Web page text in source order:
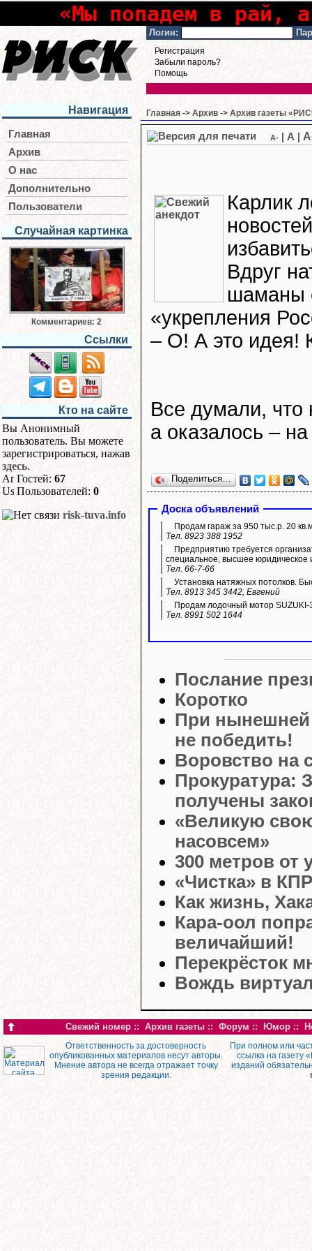
«Мы попадем в рай,
Логин:
Регистрация
Забыли пароль?
Помощь
Навигация
Главная
Архив
О нас
Дополнительно
Пользователи
Случайная картинка
Комментариев: 2
Ссылки
Кто на сайте
Вы Анонимный
пользователь. Вы можете
зарегистрироваться, нажав
здесь.
Гостей: 67
Пользователей: 0
risk-tuva.info
Главная -> Архив -> Архив газеты
A- A
Карлик
Вдруг
шаманы
«укрепления
– О! А это идея!
Все думали, что
а оказалось –
Поделиться…
Доска объявлений
Продам гараж за 950 тыс.р. 20
Тел. 8923 388 1952
Предприятию требуется
специальное, высшее юридическое
Тел. 66-7-66
Установка натяжных потолков.
Тел. 8913 345 3442, Евгений
Продам лодочный мотор SUZUKI-
Тел. 8991 502 1644
Послание
Коротко
При нынешней
не победить!
Воровство на
Прокуратура:
получены
«Великую
насовсем»
300 метров от
«Чистка» в
Как жизнь,
Кара-оол
величайший!
Перекрёсток
Вождь
Свежий номер :: Архив газеты :: Форум :: Юмор ::
Ответственность за достоверность
опубликованных материалов несут авторы.
Мнение автора не всегда отражает точку
зрения редакции.
При полном или
ссылка на газету
изданий